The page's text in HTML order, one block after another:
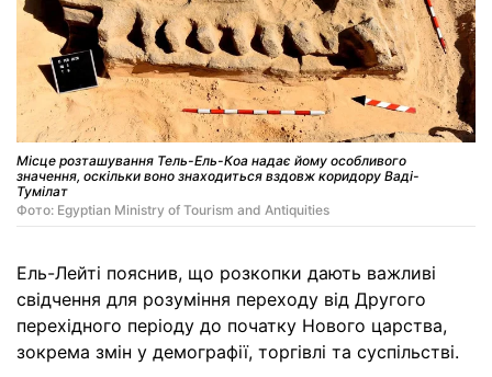
Місце розташування Тель-Ель-Коа надає йому особливого
значення, оскільки воно знаходиться вздовж коридору Ваді-
Тумілат
Фото: Egyptian Ministry of Tourism and Antiquities
Ель-Лейті пояснив, що розкопки дають важливі
свідчення для розуміння переходу від Другого
перехідного періоду до початку Нового царства,
зокрема змін у демографії, торгівлі та суспільстві.